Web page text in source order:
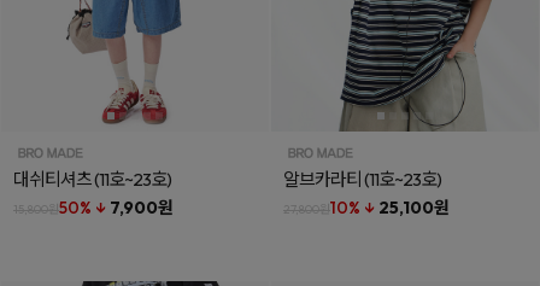
대쉬티셔츠(11호~23호)
15,800원50% ↓ 7,900원
알브카라티(11호~23호)
27,800원10% ↓ 25,100원